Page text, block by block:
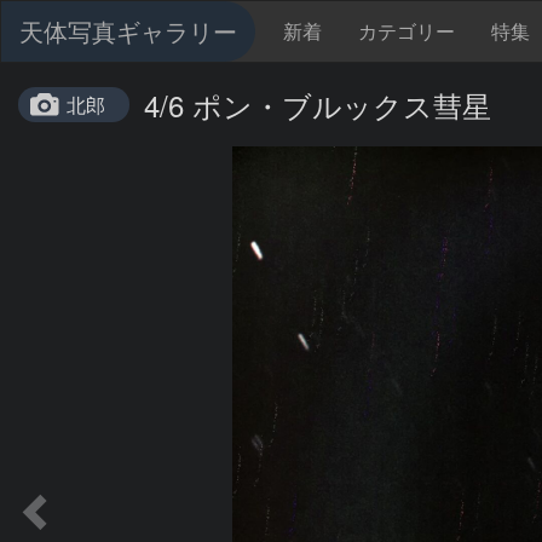
天体写真ギャラリー 新着 カテゴリー 特集
北郎 4/6 ポン・ブルックス彗星